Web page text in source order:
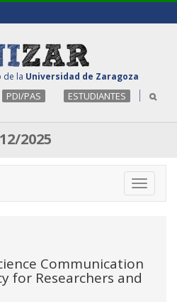
de la Universidad de Zaragoza
PDI/PAS ESTUDIANTES
2025
Toggle
Communication
for Researchers and